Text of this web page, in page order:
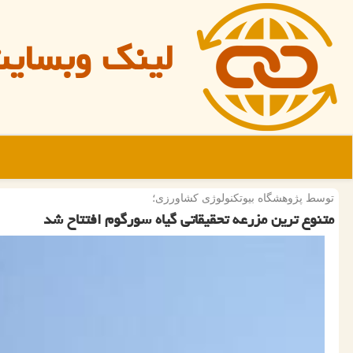
لینک
توسط پژوهشگاه بیوتكنولوژی كشاورزی؛
متنوع ترین مزرعه تحقیقاتی گیاه سورگوم افتتاح شد